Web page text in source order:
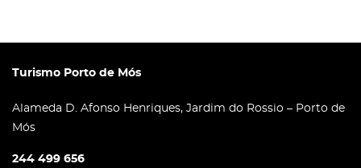
Turismo Porto de Mós
Alameda D. Afonso Henriques, Jardim do Rossio – Porto de
Mós
244 499 656